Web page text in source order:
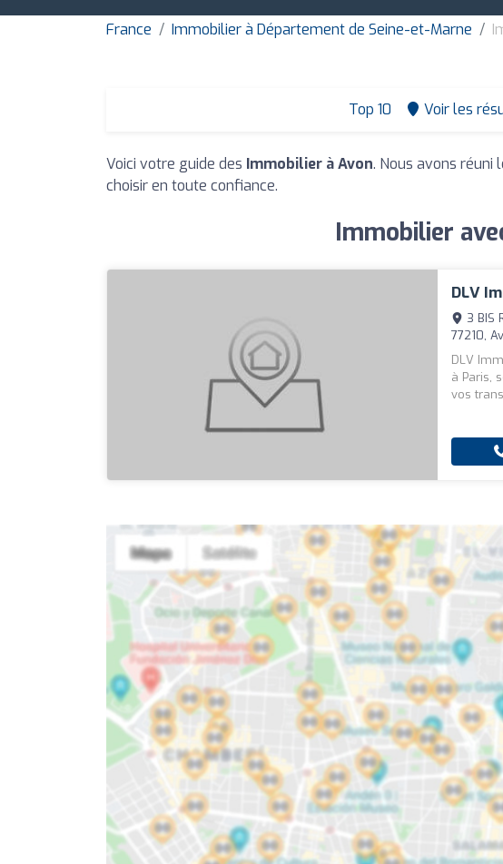
France Immobilier à Département de Seine-et-Marne
Top 10 Voir les
Voici votre guide des Immobilier à Avon. Nous avons réuni
choisir en toute confiance.
Immobilier
DLV
3 BIS
77210,
DLV
à Paris,
vos